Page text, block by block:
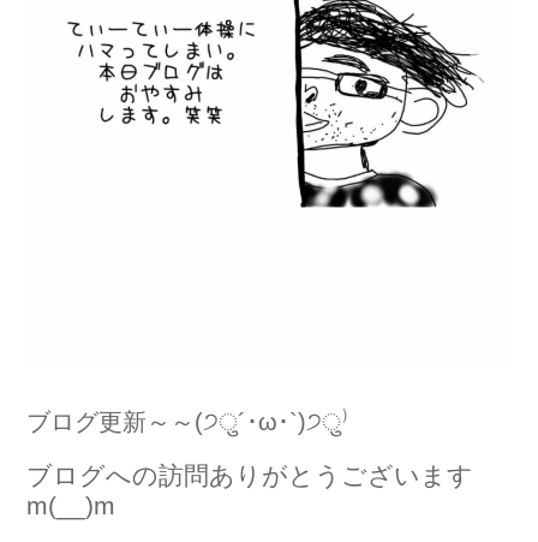
ブログ更新～～(੭ु´･ω･`)੭ु⁾
ブログへの訪問ありがとうございます
m(__)m